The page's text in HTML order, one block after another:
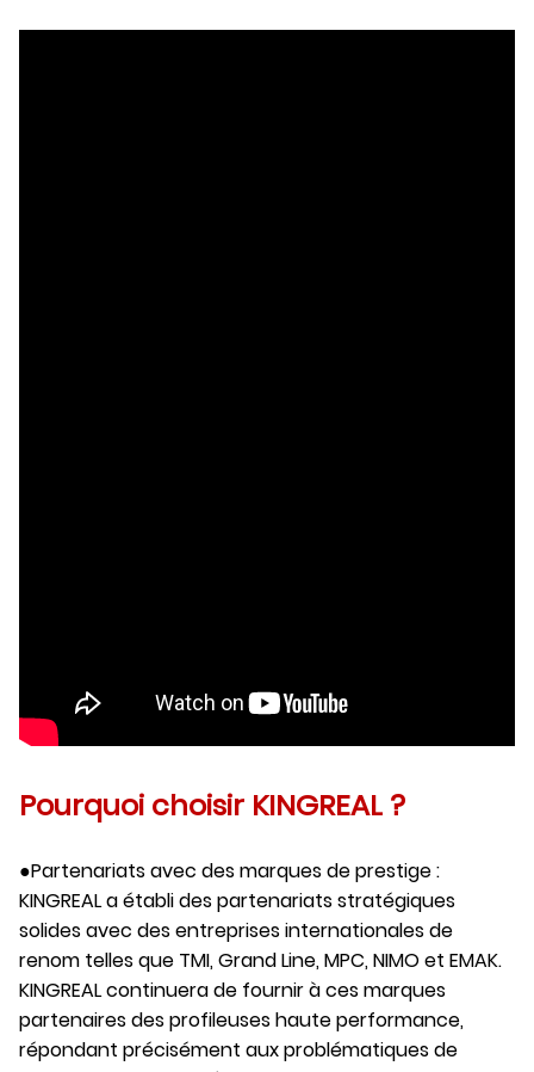
Pourquoi choisir KINGREAL ?
●Partenariats avec des marques de prestige :
KINGREAL a établi des partenariats stratégiques
solides avec des entreprises internationales de
renom telles que TMI, Grand Line, MPC, NIMO et EMAK.
KINGREAL continuera de fournir à ces marques
partenaires des profileuses haute performance,
répondant précisément aux problématiques de